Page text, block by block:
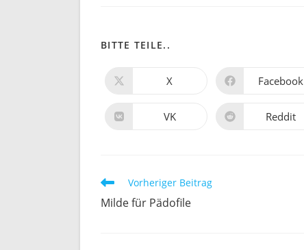
BITTE TEILE..
Öffnet
neuen
Fenster
X Öffnet
neuen
Fenster
Facebook
Öffnet
VK Öffnet
Reddit
Weitere
Artikel
ansehen
Vorheriger Beitrag
Milde für Pädofile